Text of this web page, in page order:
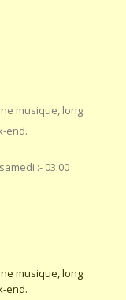
musique, long
end.
:- 03:00
musique, long
end.